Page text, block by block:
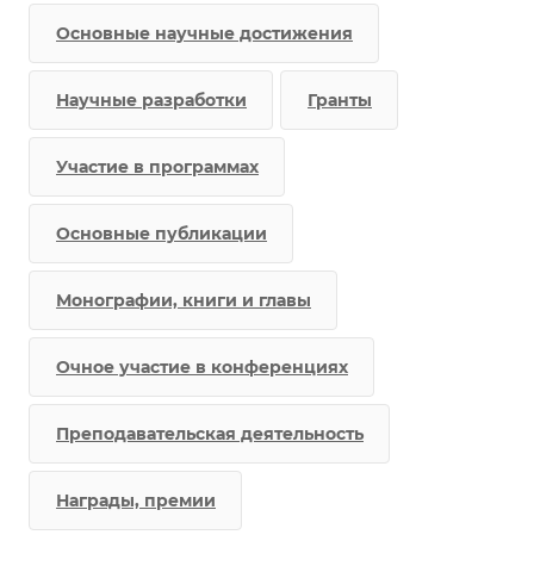
Основные научные достижения
Научные разработки Гранты
Участие в программах
Основные публикации
Монографии, книги и главы
Очное участие в конференциях
Преподавательская деятельность
Награды, премии